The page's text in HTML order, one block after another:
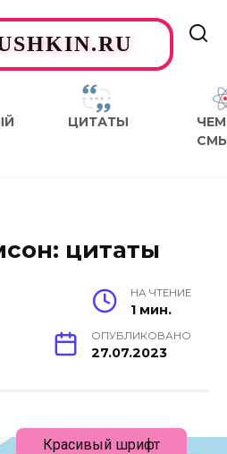
ЦИТАТЫ
ЧЕМ
цитаты
НА ЧТЕНИЕ
1 мин.
ОПУБЛИКОВАНО
27.07.2023
Красивый шрифт